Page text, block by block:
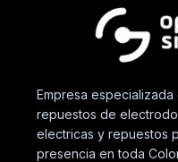
Empresa
repuestos de
electricas y repuestos
presencia en toda